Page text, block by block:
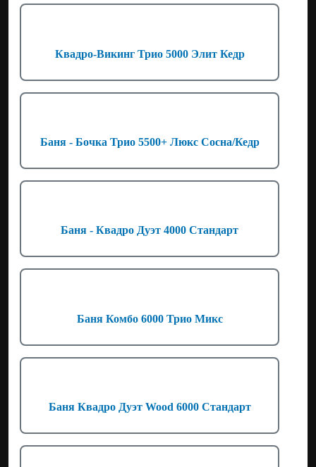
Квадро-Викинг Трио 5000 Элит Кедр
Баня - Бочка Трио 5500+ Люкс Сосна/Кедр
Баня - Квадро Дуэт 4000 Стандарт
Баня Комбо 6000 Трио Микс
Баня Квадро Дуэт Wood 6000 Стандарт